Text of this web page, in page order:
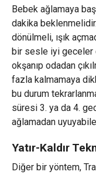
Bebek ağlamaya
dakika
dönülmeli, ışık
bir sesle iyi geceler
okşanıp odadan
fazla kalmamaya
bu durum
süresi 3. ya da 4.
ağlamadan
Yatır-Kaldır
Diğer bir yöntem,